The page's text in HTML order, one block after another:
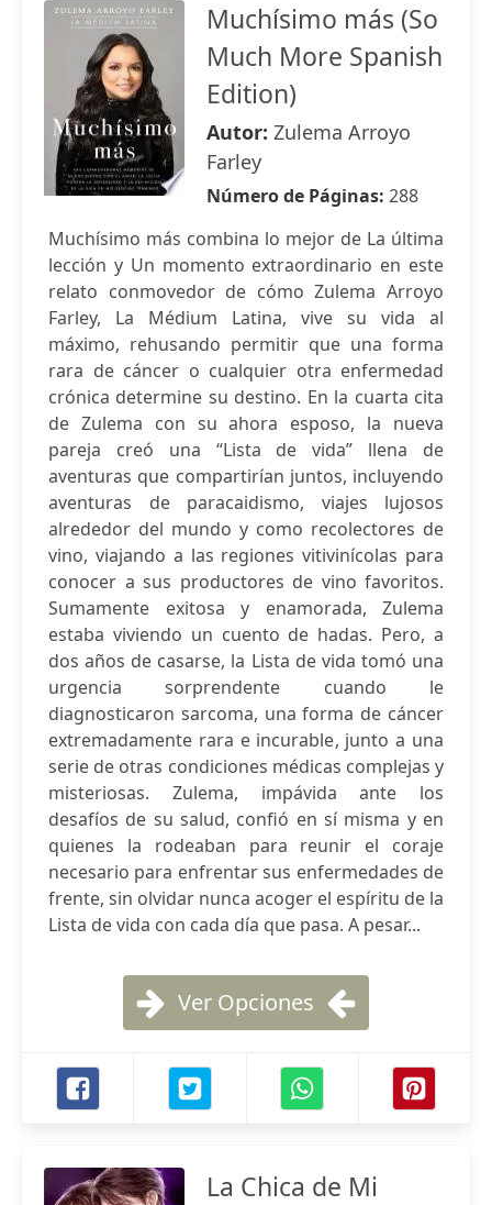
Muchísimo más (So
Much More Spanish
Edition)
Autor: Zulema Arroyo
Farley
Número de Páginas: 288
Muchísimo más combina lo mejor de La última
lección y Un momento extraordinario en este
relato conmovedor de cómo Zulema Arroyo
Farley, La Médium Latina, vive su vida al
máximo, rehusando permitir que una forma
rara de cáncer o cualquier otra enfermedad
crónica determine su destino. En la cuarta cita
de Zulema con su ahora esposo, la nueva
pareja creó una “Lista de vida” llena de
aventuras que compartirían juntos, incluyendo
aventuras de paracaidismo, viajes lujosos
alrededor del mundo y como recolectores de
vino, viajando a las regiones vitivinícolas para
conocer a sus productores de vino favoritos.
Sumamente exitosa y enamorada, Zulema
estaba viviendo un cuento de hadas. Pero, a
dos años de casarse, la Lista de vida tomó una
urgencia sorprendente cuando le
diagnosticaron sarcoma, una forma de cáncer
extremadamente rara e incurable, junto a una
serie de otras condiciones médicas complejas y
misteriosas. Zulema, impávida ante los
desafíos de su salud, confió en sí misma y en
quienes la rodeaban para reunir el coraje
necesario para enfrentar sus enfermedades de
frente, sin olvidar nunca acoger el espíritu de la
Lista de vida con cada día que pasa. A pesar...
Ver Opciones
La Chica de Mi